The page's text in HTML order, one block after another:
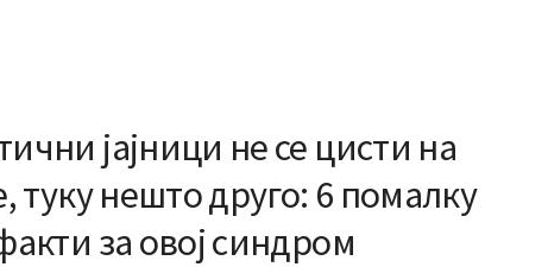
јајници не се цисти на
туку нешто друго: 6 помалку
за овој синдром